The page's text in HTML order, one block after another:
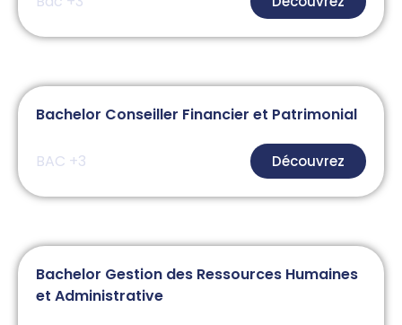
Bachelor Conseiller Financier et Patrimonial
BAC +3 Découvrez
Bachelor Gestion des Ressources Humaines
et Administrative